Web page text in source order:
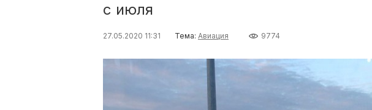
с июля
27.05.2020 11:31 Тема: Авиация 9774